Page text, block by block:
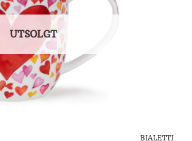
UTSOLGT
BIALETTI